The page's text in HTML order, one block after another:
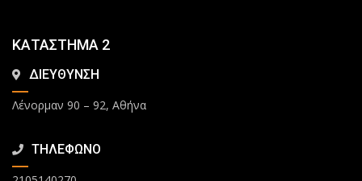
ΚΑΤΑΣΤΗΜΑ 2
ΔΙΕΥΘΥΝΣΗ
Λένορμαν 90 – 92, Αθήνα
ΤΗΛΕΦΩΝΟ